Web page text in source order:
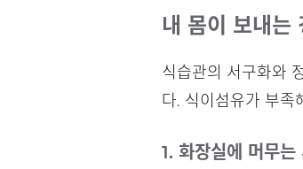
내 몸이 보내는
식습관의 서구화와
다. 식이섬유가 부족
1. 화장실에 머무